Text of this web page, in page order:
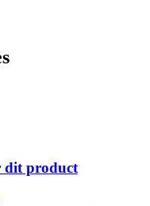
dit product